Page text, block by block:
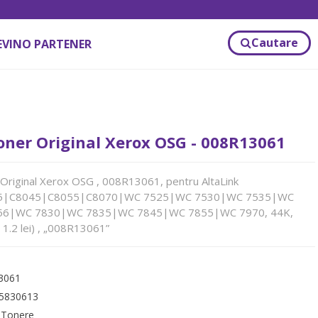
PARTENER Cautare
Original Xerox OSG - 008R13061
Xerox OSG , 008R13061, pentru AltaLink
7525|WC 7530|WC 7535|WC
7830|WC 7835|WC 7845|WC 7855|WC 7970, 44K,
lei) , „008R13061”
Tonere